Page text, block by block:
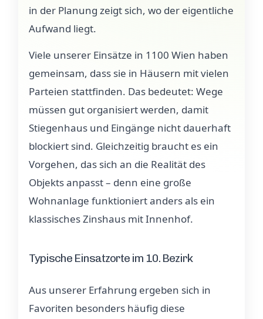
in der Planung zeigt sich, wo der eigentliche
Aufwand liegt.
Viele unserer Einsätze in 1100 Wien haben
gemeinsam, dass sie in Häusern mit vielen
Parteien stattfinden. Das bedeutet: Wege
müssen gut organisiert werden, damit
Stiegenhaus und Eingänge nicht dauerhaft
blockiert sind. Gleichzeitig braucht es ein
Vorgehen, das sich an die Realität des
Objekts anpasst – denn eine große
Wohnanlage funktioniert anders als ein
klassisches Zinshaus mit Innenhof.
Typische Einsatzorte im 10. Bezirk
Aus unserer Erfahrung ergeben sich in
Favoriten besonders häufig diese